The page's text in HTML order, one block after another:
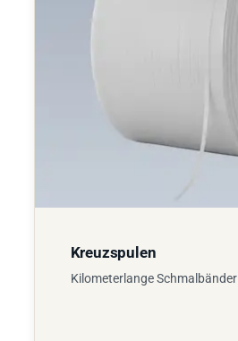
Kreuzspulen
Kilometerlange Schmalbänder